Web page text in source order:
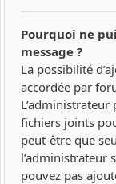
Pourquoi ne
message ?
La possibilité
accordée par
L’administrateur
fichiers joints
peut-être que
l’administrateur
pouvez pas